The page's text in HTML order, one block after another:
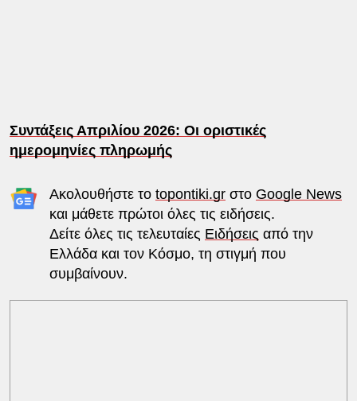
Συντάξεις Απριλίου 2026: Οι οριστικές
ημερομηνίες πληρωμής
Ακολουθήστε το topontiki.grστο Google News
και μάθετε πρώτοι όλες τις ειδήσεις.
Δείτε όλες τις τελευταίες Ειδήσεις από την
Ελλάδα και τον Κόσμο, τη στιγμή που
συμβαίνουν.